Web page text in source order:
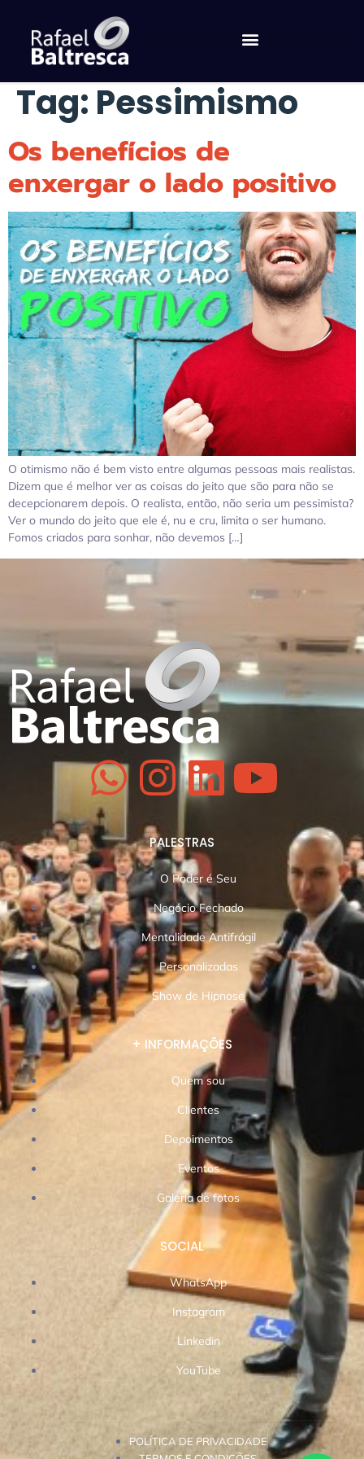
Tag: Pessimismo
Os benefícios de
enxergar o lado positivo
O otimismo não é bem visto entre algumas pessoas mais realistas.
Dizem que é melhor ver as coisas do jeito que são para não se
decepcionarem depois. O realista, então, não seria um pessimista?
Ver o mundo do jeito que ele é, nu e cru, limita o ser humano.
Fomos criados para sonhar, não devemos […]
PALESTRAS
O Poder é Seu
Negócio Fechado
Mentalidade Antifrágil
Personalizadas
Show de Hipnose
+ INFORMAÇÕES
Quem sou
Clientes
Depoimentos
Eventos
Galeria de fotos
SOCIAL
WhatsApp
Instagram
Linkedin
YouTube
POLÍTICA DE PRIVACIDADE